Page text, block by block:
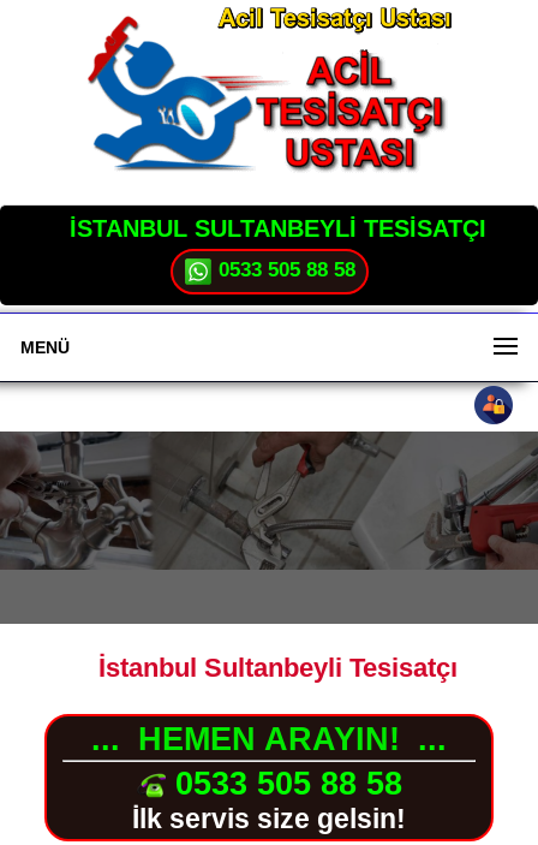
İSTANBUL SULTANBEYLİ TESİSATÇI
0533 505 88 58
MENÜ
İstanbul Sultanbeyli Tesisatçı
... HEMEN ARAYIN! ...
0533 505 88 58
İlk servis size gelsin!